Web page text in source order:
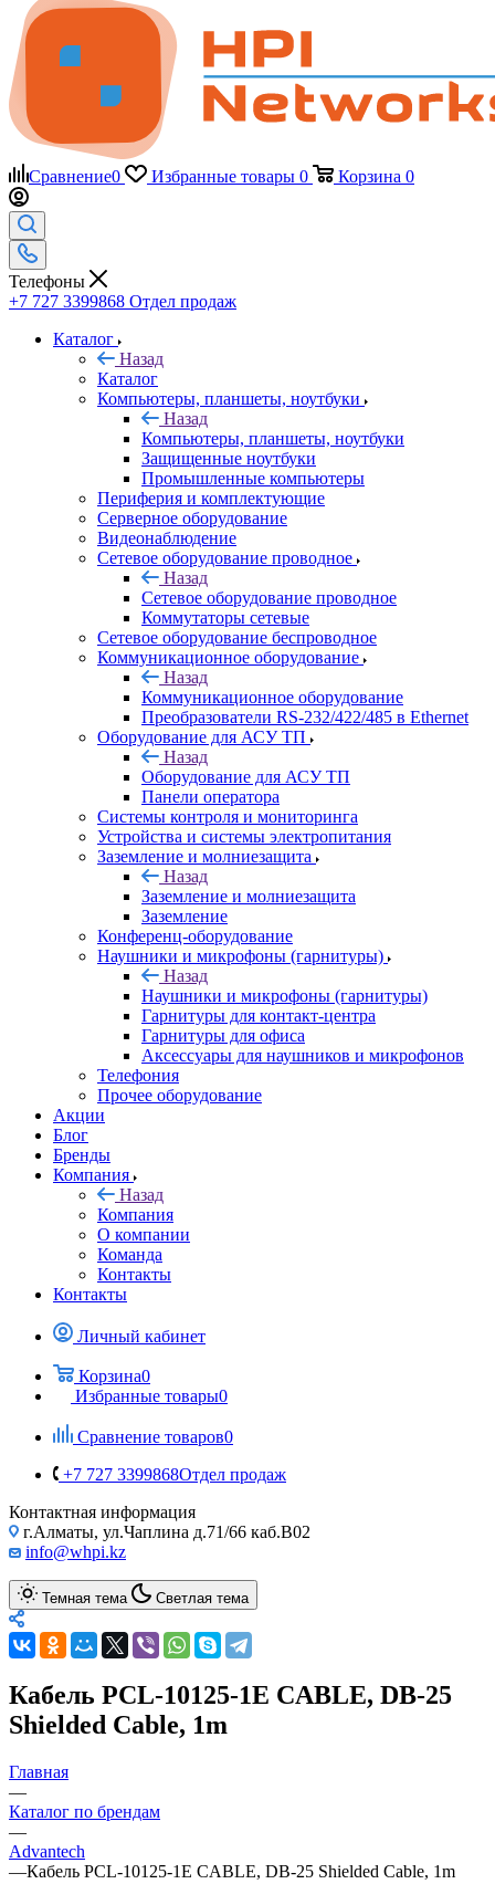
Сравнение0 Избранные товары 0 Корзина 0
Телефоны
+7 727 3399868 Отдел продаж
Каталог
Назад
Каталог
Компьютеры, планшеты, ноутбуки
Назад
Компьютеры, планшеты, ноутбуки
Защищенные ноутбуки
Промышленные компьютеры
Периферия и комплектующие
Серверное оборудование
Видеонаблюдение
Сетевое оборудование проводное
Назад
Сетевое оборудование проводное
Коммутаторы сетевые
Сетевое оборудование беспроводное
Коммуникационное оборудование
Назад
Коммуникационное оборудование
Преобразователи RS-232/422/485 в Ethernet
Оборудование для АСУ ТП
Назад
Оборудование для АСУ ТП
Панели оператора
Системы контроля и мониторинга
Устройства и системы электропитания
Заземление и молниезащита
Назад
Заземление и молниезащита
Заземление
Конференц-оборудование
Наушники и микрофоны (гарнитуры)
Назад
Наушники и микрофоны (гарнитуры)
Гарнитуры для контакт-центра
Гарнитуры для офиса
Аксессуары для наушников и микрофонов
Телефония
Прочее оборудование
Акции
Блог
Бренды
Компания
Назад
Компания
О компании
Команда
Контакты
Контакты
Личный кабинет
Корзина0
Избранные товары0
Сравнение товаров0
+7 727 3399868Отдел продаж
Контактная информация
г.Алматы, ул.Чаплина д.71/66 каб.B02
info@whpi.kz
Темная тема Светлая тема
Кабель PCL-10125-1E CABLE, DB-25
Shielded Cable, 1m
Главная
—
Каталог по брендам
—
Advantech
—Кабель PCL-10125-1E CABLE, DB-25 Shielded Cable, 1m